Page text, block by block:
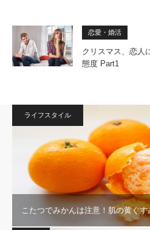
恋愛・婚活
クリスマス、恋人
態度 Part1
ライフスタイル
こたつでみかんは注意！肌の黄ぐす